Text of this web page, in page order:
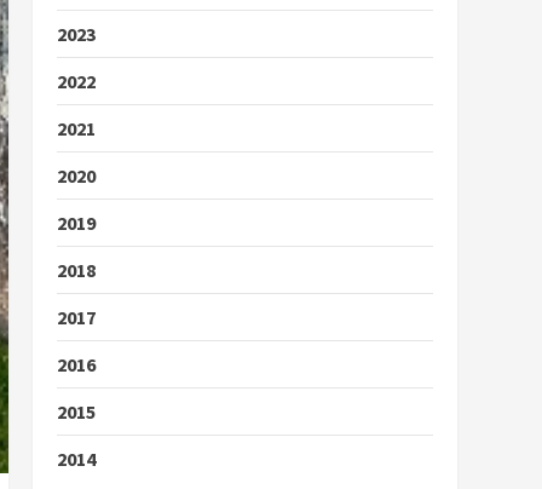
2023
2022
2021
2020
2019
2018
2017
2016
2015
2014